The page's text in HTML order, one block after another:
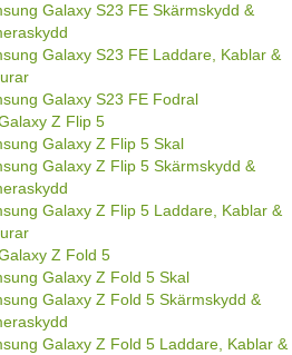
Galaxy S23 FE Skärmskydd &
Galaxy S23 FE Laddare, Kablar &
Galaxy S23 FE Fodral
Z Flip 5
Galaxy Z Flip 5 Skal
Galaxy Z Flip 5 Skärmskydd &
Galaxy Z Flip 5 Laddare, Kablar &
Z Fold 5
Galaxy Z Fold 5 Skal
Galaxy Z Fold 5 Skärmskydd &
Galaxy Z Fold 5 Laddare, Kablar &